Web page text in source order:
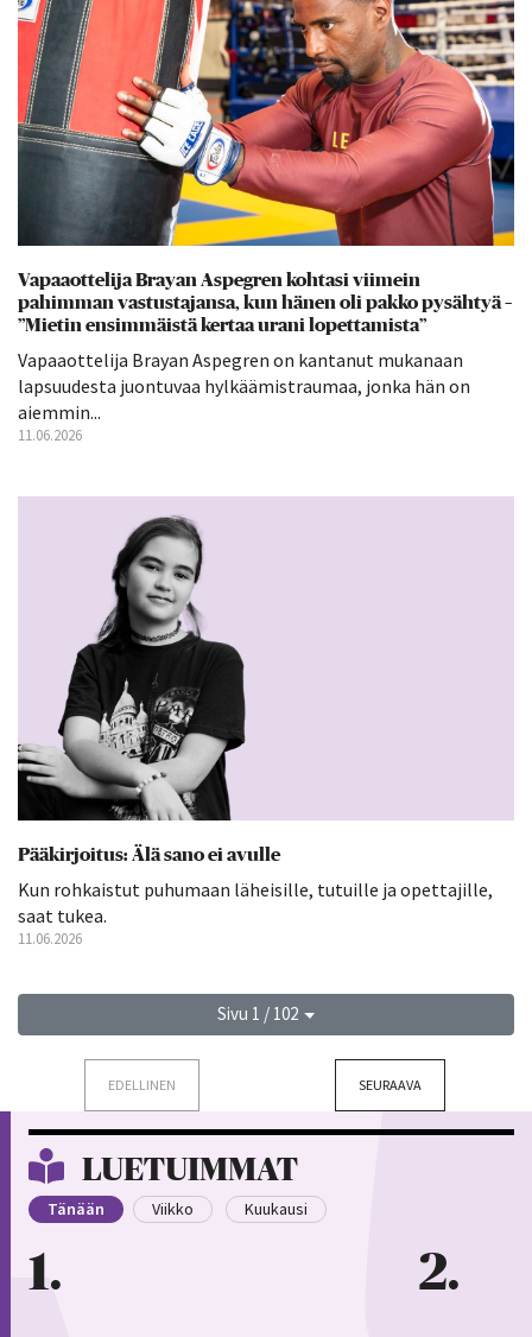
Vapaaottelija Brayan Aspegren kohtasi viimein
pahimman vastustajansa, kun hänen oli pakko pysähtyä –
”Mietin ensimmäistä kertaa urani lopettamista”
Vapaaottelija Brayan Aspegren on kantanut mukanaan
lapsuudesta juontuvaa hylkäämistraumaa, jonka hän on
aiemmin...
11.06.2026
Pääkirjoitus: Älä sano ei avulle
Kun rohkaistut puhumaan läheisille, tutuille ja opettajille,
saat tukea.
11.06.2026
Sivu 1 / 102
EDELLINEN SEURAAVA
LUETUIMMAT
Tänään Viikko Kuukausi
1 2